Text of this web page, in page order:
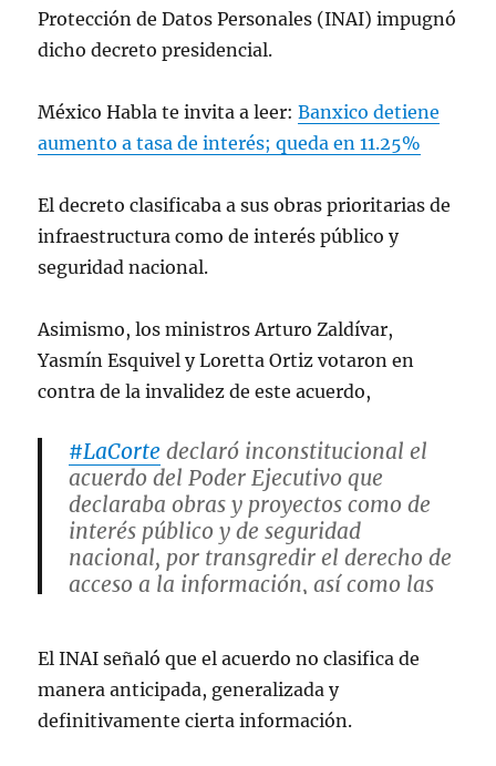
Protección de Datos Personales (INAI) impugnó
dicho decreto presidencial.
México Habla te invita a leer:Banxico detiene
aumento a tasa de interés; queda en 11.25%
El decreto clasificaba a sus obras prioritarias de
infraestructura como de interés público y
seguridad nacional.
Asimismo, los ministros Arturo Zaldívar,
Yasmín Esquivel y Loretta Ortiz votaron en
contra de la invalidez de este acuerdo,
#LaCorte declaró inconstitucional el
acuerdo del Poder Ejecutivo que
declaraba obras y proyectos como de
interés público y de seguridad
nacional, por transgredir el derecho de
acceso a la información, así como las
— Suprema Corte (@SCJN)
2023
El INAI señaló que el acuerdo no clasifica de
manera anticipada, generalizada y
definitivamente cierta información.